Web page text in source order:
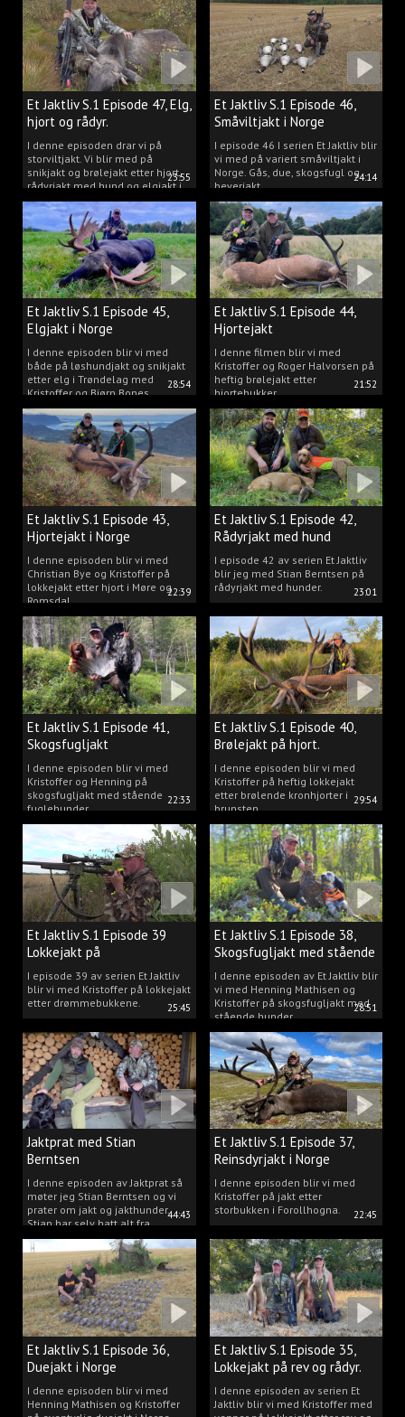
23:55
Et Jaktliv S.1 Episode 47, Elg,
hjort og rådyr.
I denne episoden drar vi på
storviltjakt. Vi blir med på
snikjakt og brølejakt etter hjort,
rådyrjakt med hund og elgjakt i
Trøndelag.
24:14
Et Jaktliv S.1 Episode 46,
Småviltjakt i Norge
I episode 46 I serien Et Jaktliv blir
vi med på variert småviltjakt i
Norge. Gås, due, skogsfugl og
beverjakt.
28:54
Et Jaktliv S.1 Episode 45,
Elgjakt i Norge
I denne episoden blir vi med
både på løshundjakt og snikjakt
etter elg i Trøndelag med
Kristoffer og Bjørn Bones
21:52
Et Jaktliv S.1 Episode 44,
Hjortejakt
I denne filmen blir vi med
Kristoffer og Roger Halvorsen på
heftig brølejakt etter
hjortebukker.
22:39
Et Jaktliv S.1 Episode 43,
Hjortejakt i Norge
I denne episoden blir vi med
Christian Bye og Kristoffer på
lokkejakt etter hjort i Møre og
Romsdal.
23:01
Et Jaktliv S.1 Episode 42,
Rådyrjakt med hund
I episode 42 av serien Et Jaktliv
blir jeg med Stian Berntsen på
rådyrjakt med hunder.
22:33
Et Jaktliv S.1 Episode 41,
Skogsfugljakt
I denne episoden blir vi med
Kristoffer og Henning på
skogsfugljakt med stående
fuglehunder.
29:54
Et Jaktliv S.1 Episode 40,
Brølejakt på hjort.
I denne episoden blir vi med
Kristoffer på heftig lokkejakt
etter brølende kronhjorter i
brunsten.
25:45
Et Jaktliv S.1 Episode 39
Lokkejakt på
drømmebukkene
I episode 39 av serien Et Jaktliv
blir vi med Kristoffer på lokkejakt
etter drømmebukkene.
28:51
Et Jaktliv S.1 Episode 38,
Skogsfugljakt med stående
hunder.
I denne episoden av Et Jaktliv blir
vi med Henning Mathisen og
Kristoffer på skogsfugljakt med
stående hunder.
44:43
Jaktprat med Stian
Berntsen
I denne episoden av Jaktprat så
møter jeg Stian Berntsen og vi
prater om jakt og jakthunder.
Stian har selv hatt alt fra
støvere, til elghunder,
rådyrhunder, spetser, apportører
og stående fuglehunder.
22:45
Et Jaktliv S.1 Episode 37,
Reinsdyrjakt i Norge
I denne episoden blir vi med
Kristoffer på jakt etter
storbukken i Forollhogna.
Et Jaktliv S.1 Episode 36,
Duejakt i Norge
I denne episoden blir vi med
Henning Mathisen og Kristoffer
Et Jaktliv S.1 Episode 35,
Lokkejakt på rev og rådyr.
I denne episoden av serien Et
Jaktliv blir vi med Kristoffer med